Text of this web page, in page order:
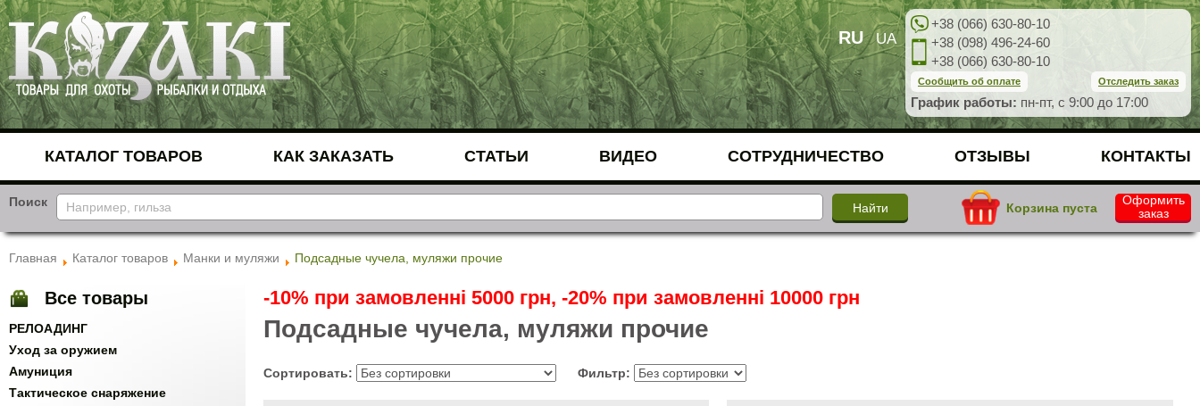
+38 (066) 630-80-10
+38 (098) 496-24-60
+38 (066) 630-80-10
Сообщить об оплате Отследить заказ
График работы: пн-пт, с 9:00 до 17:00
RU UA
КАТАЛОГ ТОВАРОВ КАК ЗАКАЗАТЬ СТАТЬИ ВИДЕО СОТРУДНИЧЕСТВО ОТЗЫВЫ КОНТАКТЫ
Корзина пуста
Оформить
заказ
Поиск
Главная Каталог товаров Манки и муляжи Подсадные чучела, муляжи прочие
Все товары
РЕЛОАДИНГ
Уход за оружием
Амуниция
Тактическое снаряжение
-10% при замовленні 5000 грн, -20% при замовленні 10000 грн
Подсадные чучела, муляжи прочие
Сортировать: Фильтр: